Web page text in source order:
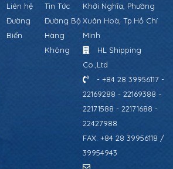
Liên hệ
Tin Tức
Đường
Biển
Đường Bộ
Hàng
Không
Khởi Nghĩa, Phường
Xuân Hoà, Tp.Hồ Chí
Minh
HL Shipping
Co.,Ltd
- +84 28 39956117 -
22169288 - 22169388 -
22171588 - 22171688 -
22427988
FAX: +84 28 39956118 /
39954943